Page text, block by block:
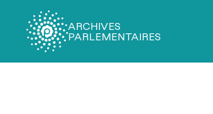
ARCHIVES
PARLEMENTAIRES